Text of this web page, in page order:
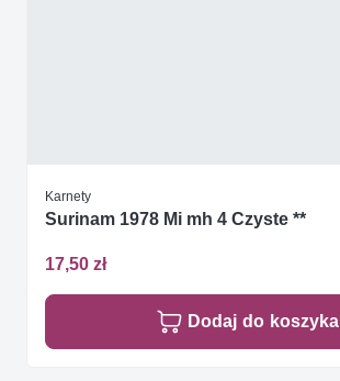
Karnety
Surinam 1978 Mi mh 4 Czyste **
17,50 zł
Dodaj do koszyka